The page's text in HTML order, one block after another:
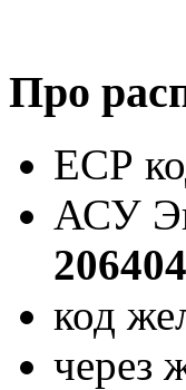
Про
ЕСР
АСУ
код
через